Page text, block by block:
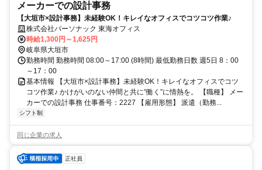
メーカーでの設計事務
【大垣市×設計事務】未経験OK！キレイなオフィスでコツコツ作業♪
株式会社パーソナック 東海オフィス
時給1,300円～1,625円
岐阜県大垣市
勤務時間 勤務時間 08:00～17:00 (8時間) 最低勤務日数 週5日 8：00
～17：00
基本情報 【大垣市×設計事務】未経験OK！キレイなオフィスでコツ
コツ作業♪ かけがいのない仲間と共に”働く”に情熱を。 【職種】 メー
カーでの設計事務 仕事番号：2227 【雇用形態】 派遣（勤務...
シフト制
同じ企業の求人
正社員